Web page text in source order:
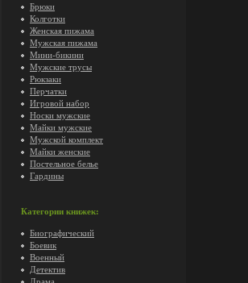
Брюки
Колготки
Женская пижама
Мужская пижама
Мини-бикини
Мужские трусы
Рюкзаки
Перчатки
Игровой набор
Носки мужские
Майки мужские
Мужской комплект
Майки женские
Постельное белье
Гардины
Категории книжек:
Биографический
Боевик
Военный
Детектив